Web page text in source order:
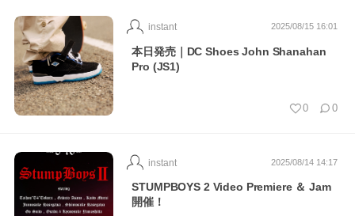
2025/08/15 16:01
instant
本日発売｜DC Shoes John Shanahan
Pro (JS1)
0 0
2025/08/14 14:17
instant
STUMPBOYS 2 Video Premiere ＆ Jam
開催！